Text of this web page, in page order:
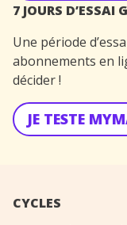
7 JOURS D’ESSAI
Une période
abonnements en
décider !
JE TESTE
CYCLES